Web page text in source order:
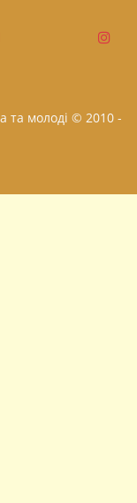
та молоді © 2010 -